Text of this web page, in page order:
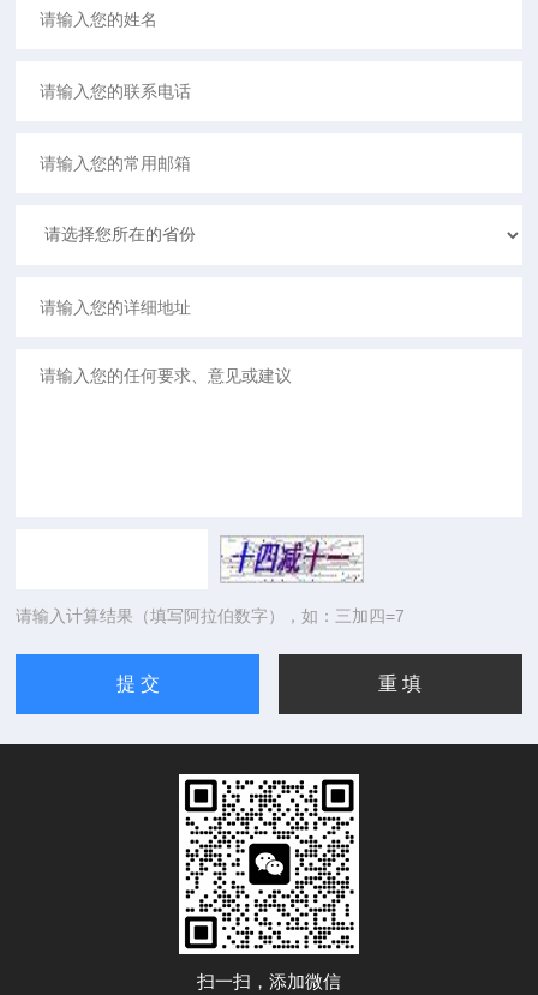
请输入计算结果（填写阿拉伯数字），如：三加四=7
扫一扫，添加微信